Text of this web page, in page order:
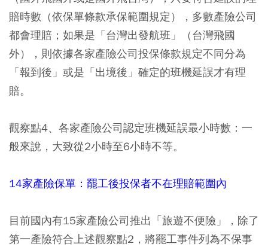
賠時數（依保單條款承保範圍規定），多數產險公司
都會理賠；如果是「台灣出發航班」（台灣飛國
外），則依據各家產險公司投保條款規定不同分為
「報到後」或是「出境後」確定的班機延誤才有理
賠。
觀察點4、各家產險公司認定班機延誤最小時數：一
般來說，大致從2小時至6小時不等。
14家產險保單：罷工後投保者不在理賠範圍內
目前國內有15家產險公司推出「旅遊不便險」，除了
第一產險符合上述觀察點2，將罷工事件列為不保事